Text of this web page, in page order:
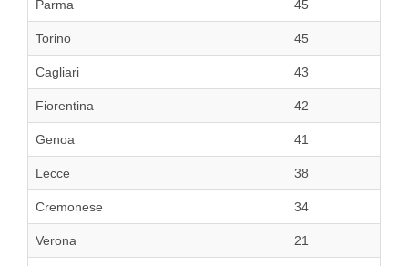
Parma 45
Torino 45
Cagliari 43
Fiorentina 42
Genoa 41
Lecce 38
Cremonese 34
Verona 21